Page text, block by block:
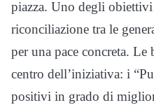
piazza. Uno degli
riconciliazione tra le
per una pace concreta.
centro dell’iniziativa: i
positivi in grado di